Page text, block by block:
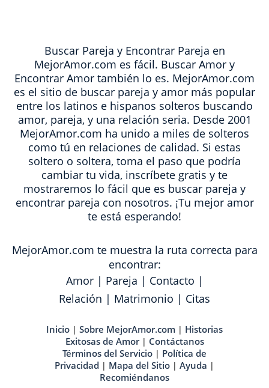
Buscar Pareja y Encontrar Pareja en
MejorAmor.com es fácil. Buscar Amor y
Encontrar Amor también lo es. MejorAmor.com
es el sitio de buscar pareja y amor más popular
entre los latinos e hispanos solteros buscando
amor, pareja, y una relación seria. Desde 2001
MejorAmor.com ha unido a miles de solteros
como tú en relaciones de calidad. Si estas
soltero o soltera, toma el paso que podría
cambiar tu vida, inscríbete gratis y te
mostraremos lo fácil que es buscar pareja y
encontrar pareja con nosotros. ¡Tu mejor amor
te está esperando!
MejorAmor.com te muestra la ruta correcta para
encontrar:
Amor| Pareja | Contacto |
Relación | Matrimonio | Citas
Inicio | Sobre MejorAmor.com | Historias
Exitosas de Amor| Contáctanos
Términos del Servicio | Política de
Privacidad | Mapa del Sitio | Ayuda |
Recomiéndanos